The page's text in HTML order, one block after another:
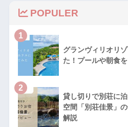
POPULER
1
グランヴィリオリ
た！プールや朝食
2
貸し切りで別荘に
空間「別荘佳景」
解説